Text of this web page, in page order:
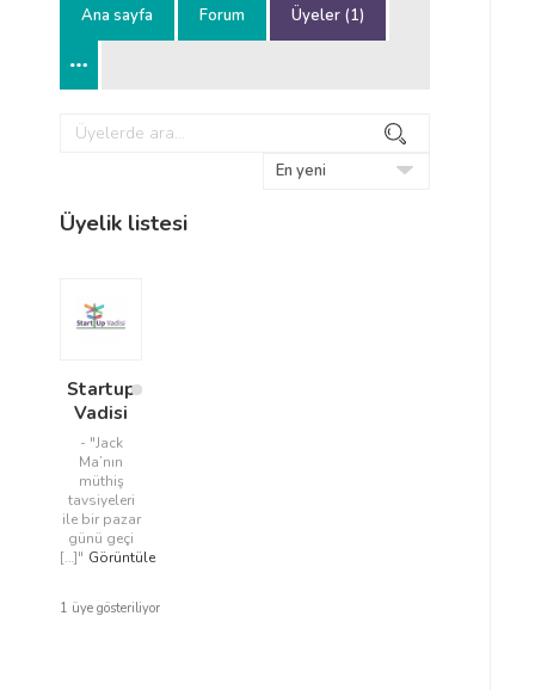
Ana sayfa Forum Üyeler (1)
Üyelerde
Ara
Üyelik listesi
Startup
Vadisi
- "Jack
Ma’nın
müthiş
tavsiyeleri
ile bir pazar
günü geçi
[…]" Görüntüle
1 üye gösteriliyor